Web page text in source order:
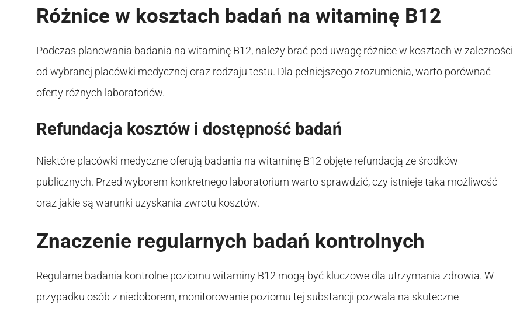
Różnice w kosztach badań na witaminę B12
Podczas planowania badania na witaminę B12, należy brać pod uwagę różnice w kosztach w zależności
od wybranej placówki medycznej oraz rodzaju testu. Dla pełniejszego zrozumienia, warto porównać
oferty różnych laboratoriów.
Refundacja kosztów i dostępność badań
Niektóre placówki medyczne oferują badania na witaminę B12 objęte refundacją ze środków
publicznych. Przed wyborem konkretnego laboratorium warto sprawdzić, czy istnieje taka możliwość
oraz jakie są warunki uzyskania zwrotu kosztów.
Znaczenie regularnych badań kontrolnych
Regularne badania kontrolne poziomu witaminy B12 mogą być kluczowe dla utrzymania zdrowia. W
przypadku osób z niedoborem, monitorowanie poziomu tej substancji pozwala na skuteczne